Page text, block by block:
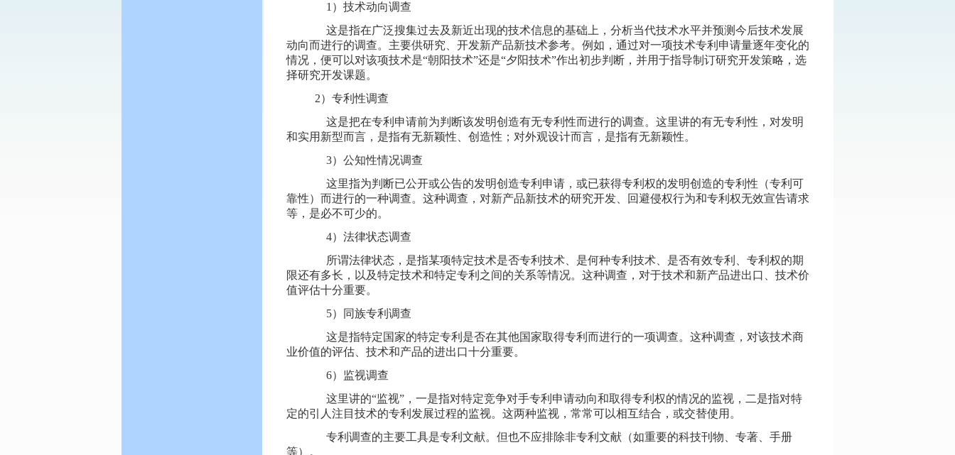
1）技术动向调查
这是指在广泛搜集过去及新近出现的技术信息的基础上，分析当代技术水平并预测今后技术发展
动向而进行的调查。主要供研究、开发新产品新技术参考。例如，通过对一项技术专利申请量逐年变化的
情况，便可以对该项技术是“朝阳技术”还是“夕阳技术”作出初步判断，并用于指导制订研究开发策略，选
择研究开发课题。
2）专利性调查
这是把在专利申请前为判断该发明创造有无专利性而进行的调查。这里讲的有无专利性，对发明
和实用新型而言，是指有无新颖性、创造性；对外观设计而言，是指有无新颖性。
3）公知性情况调查
这里指为判断已公开或公告的发明创造专利申请，或已获得专利权的发明创造的专利性（专利可
靠性）而进行的一种调查。这种调查，对新产品新技术的研究开发、回避侵权行为和专利权无效宣告请求
等，是必不可少的。
4）法律状态调查
所谓法律状态，是指某项特定技术是否专利技术、是何种专利技术、是否有效专利、专利权的期
限还有多长，以及特定技术和特定专利之间的关系等情况。这种调查，对于技术和新产品进出口、技术价
值评估十分重要。
5）同族专利调查
这是指特定国家的特定专利是否在其他国家取得专利而进行的一项调查。这种调查，对该技术商
业价值的评估、技术和产品的进出口十分重要。
6）监视调查
这里讲的“监视”，一是指对特定竞争对手专利申请动向和取得专利权的情况的监视，二是指对特
定的引人注目技术的专利发展过程的监视。这两种监视，常常可以相互结合，或交替使用。
专利调查的主要工具是专利文献。但也不应排除非专利文献（如重要的科技刊物、专著、手册
等）。